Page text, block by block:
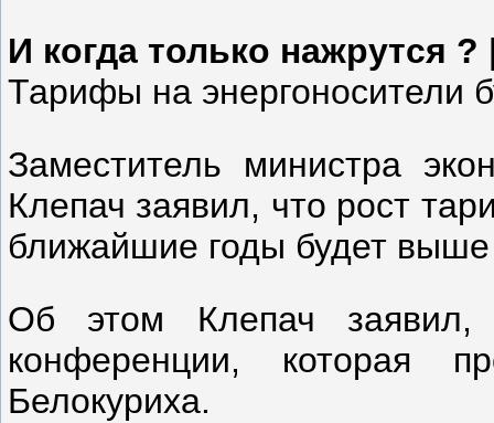
И когда только нажрутся
Тарифы на энергоносители
Заместитель министра
Клепач заявил, что рост
ближайшие годы будет
Об этом Клепач заявил,
конференции, которая
Белокуриха.